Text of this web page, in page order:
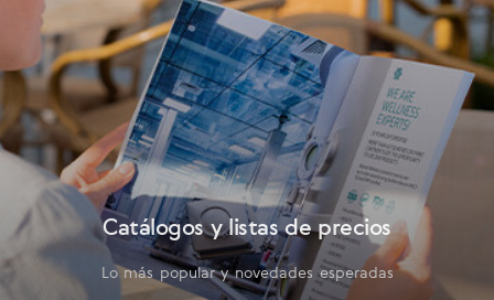
Catálogos y listas de precios
Lo más popular y novedades esperadas